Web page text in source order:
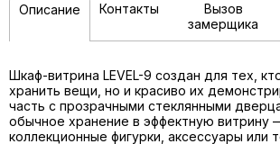
Описание Контакты
Вызов
замерщика
Шкаф-витрина LEVEL-9 создан для тех,
хранить вещи, но и красиво их
часть с прозрачными стеклянными
обычное хранение в эффектную витрину
коллекционные фигурки, аксессуары или